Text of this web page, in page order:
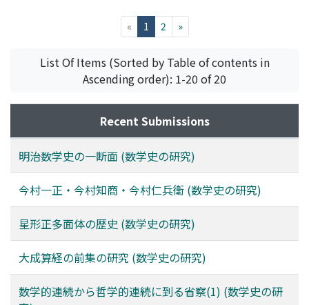
« 1 (current)
2 »
List Of Items (Sorted by Table of contents in
Ascending order): 1-20 of 20
Recent Submissions
明治数学史の一断面 (数学史の研究)
今村一正・今村知商・今村仁兵衛 (数学史の研究)
星形正多面体の歴史 (数学史の研究)
大成算経の前集の研究 (数学史の研究)
数学的連続から哲学的連続に到る省察(1) (数学史の研